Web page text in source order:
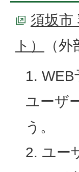
須坂市
ト）
（
WEB
ユーザ
う。
ユー